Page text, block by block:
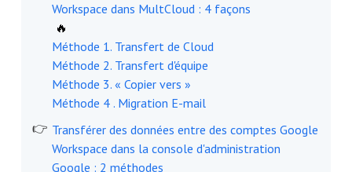
Workspace dans MultCloud : 4 façons
🔥
Méthode 1. Transfert de Cloud
Méthode 2. Transfert d'équipe
Méthode 3. « Copier vers »
Méthode 4 . Migration E-mail
Transférer des données entre des comptes Google
Workspace dans la console d'administration
Google : 2 méthodes